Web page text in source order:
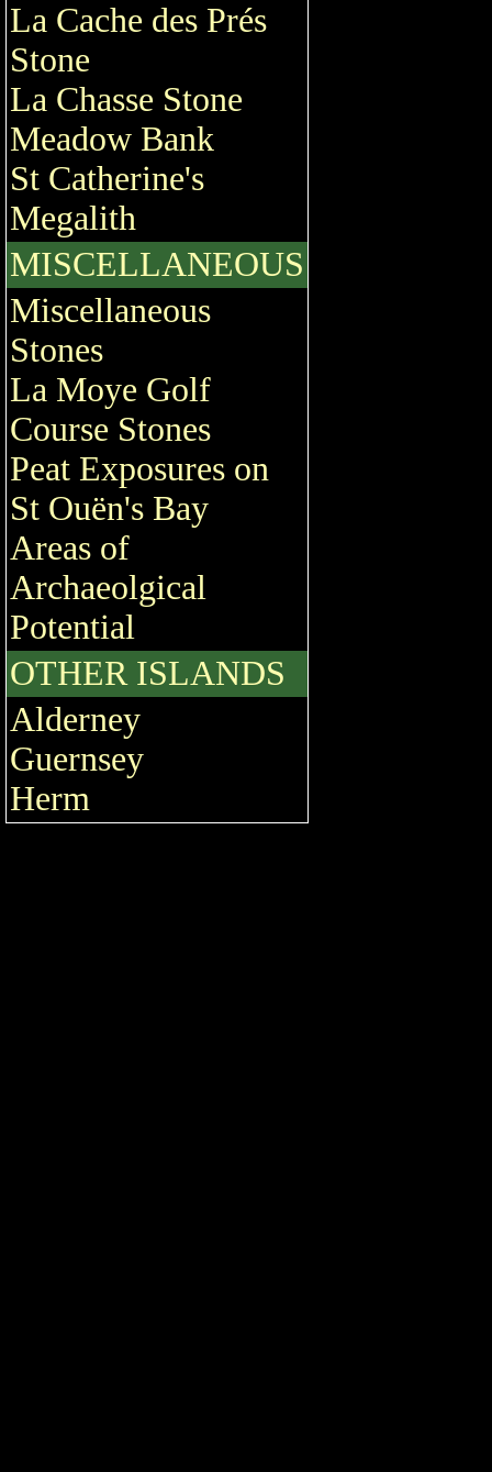
La Cache des Prés
Stone
La Chasse Stone
Meadow Bank
St Catherine's
Megalith
MISCELLANEOUS
Miscellaneous
Stones
La Moye Golf
Course Stones
Peat Exposures on
St Ouën's Bay
Areas of
Archaeolgical
Potential
OTHER ISLANDS
Alderney
Guernsey
Herm